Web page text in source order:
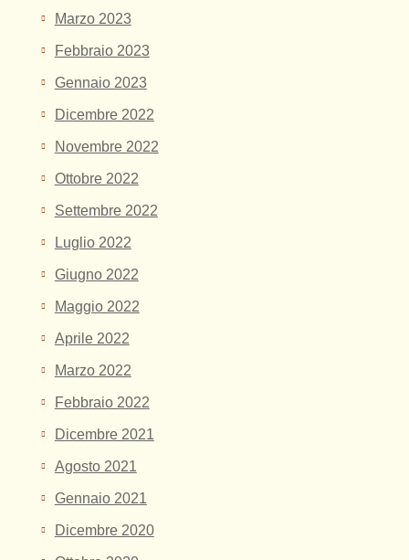
Marzo 2023
Febbraio 2023
Gennaio 2023
Dicembre 2022
Novembre 2022
Ottobre 2022
Settembre 2022
Luglio 2022
Giugno 2022
Maggio 2022
Aprile 2022
Marzo 2022
Febbraio 2022
Dicembre 2021
Agosto 2021
Gennaio 2021
Dicembre 2020